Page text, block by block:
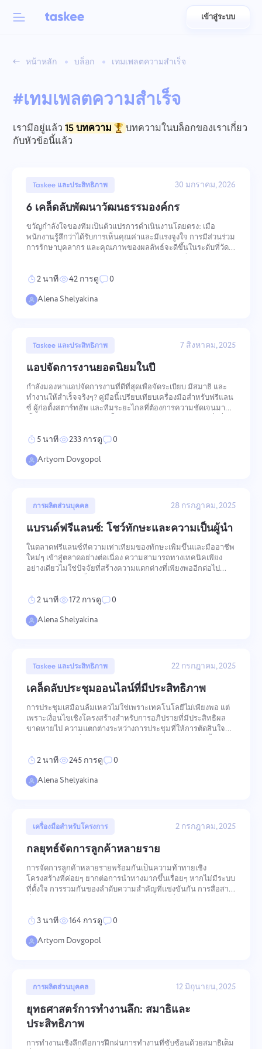
العربية
Azərbaycan
日本語
Deutsch
English
Español
हिन्दी
Italiano
Oʻzbek
ไทย
Türkçe
เข้าสู่ระบบ
หน้าหลัก บล็อก เทมเพลตความสำเร็จ
#เทมเพลตความสำเร็จ
เรามีอยู่แล้ว 15 บทความ
บทความในบล็อกของเราเกี่ยว
กับหัวข้อนี้แล้ว
Taskee และประสิทธิภาพ 30 มกราคม, 2026
6 เคล็ดลับพัฒนาวัฒนธรรมองค์กร
ขวัญกำลังใจของทีมเป็นตัวแปรการดำเนินงานโดยตรง: เมื่อ
พนักงานรู้สึกว่าได้รับการเห็นคุณค่าและมีแรงจูงใจ การมีส่วนร่วม
การรักษาบุคลากร และคุณภาพของผลลัพธ์จะดีขึ้นในระดับที่วัด
การปฏิบัต
2 นาที 42 การดู
0
Alena Shelyakina
Taskee และประสิทธิภาพ 7 สิงหาคม, 2025
แอปจัดการงานยอดนิยมในปี
กำลังมองหาแอปจัดการงานที่ดีที่สุดเพื่อจัดระเบียบ มีสมาธิ และ
ทำงานให้สำเร็จจริงๆ? คู่มือนี้เปรียบเทียบเครื่องมือสำหรับฟรีแลน
ซ์ ผู้ก่อตั้งสตาร์ทอัพ และทีมระยะไกลที่ต้องการความชัดเจนมาก
5 นาที 233 การดู
0
Artyom Dovgopol
การผลิตส่วนบุคคล 28 กรกฎาคม, 2025
แบรนด์ฟรีแลนซ์: โชว์ทักษะและความเป็นผู้นำ
ในตลาดฟรีแลนซ์ที่ความเท่าเทียมของทักษะเพิ่มขึ้นและมืออาชีพ
ใหม่ๆ เข้าสู่ตลาดอย่างต่อเนื่อง ความสามารถทางเทคนิคเพียง
อย่างเดียวไม่ใช่ปัจจัยที่สร้างความแตกต่างที่เพียงพออีกต่อไป
2 นาที 172 การดู
0
Alena Shelyakina
Taskee และประสิทธิภาพ 22 กรกฎาคม, 2025
เคล็ดลับประชุมออนไลน์ที่มีประสิทธิภาพ
การประชุมเสมือนล้มเหลวไม่ใช่เพราะเทคโนโลยีไม่เพียงพอ แต่
เพราะเงื่อนไขเชิงโครงสร้างสำหรับการอภิปรายที่มีประสิทธิผล
ขาดหายไป ความแตกต่างระหว่างการประชุมที่ให้การตัดสินใจ
ระทำที่
2 นาที 245 การดู
0
Alena Shelyakina
เครื่องมือสำหรับโครงการ 2 กรกฎาคม, 2025
กลยุทธ์จัดการลูกค้าหลายราย
การจัดการลูกค้าหลายรายพร้อมกันเป็นความท้าทายเชิง
โครงสร้างที่ค่อยๆ ยากต่อการนำทางมากขึ้นเรื่อยๆ หากไม่มีระบบ
ที่ตั้งใจ การรวมกันของลำดับความสำคัญที่แข่งขันกัน การสื่อสาร
ทางวิชาชี
3 นาที 164 การดู
0
Artyom Dovgopol
การผลิตส่วนบุคคล 12 มิถุนายน, 2025
ยุทธศาสตร์การทำงานลึก: สมาธิและ
ประสิทธิภาพ
การทำงานเชิงลึกคือการฝึกฝนการทำงานที่ซับซ้อนด้วยสมาธิเต็ม
คุณสมบัติของ Taskee
ดูคุณสมบัติทั้งหมด
เวลาติดตาม
ติดตามเวลางาน ตรวจสอบเพื่อนร่วมงาน และเพิ่มเวลาด้วย
ตนเอง
สร้างงาน ทำงานกับเพื่อนร่วมงาน และปิดเมื่อเสร็จสิ้น
โครงการ
กระดานคัมบัง
จัดการงานบนกระดานคัมบัง กรองงาน และปรับขนาด
กระดานของคุณ
การจัดการโครงการ
การจัดการบริษัท
สร้างบริษัท เชิญผู้ใช้ และกำหนดบทบาทเพื่อปรับปรุงการ
ทำงานเป็นทีม
อุตสาหกรรม